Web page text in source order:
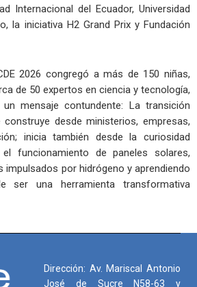
Internacional del Ecuador, Universidad
la iniciativa H2 Grand Prix y Fundación
2026 congregó a más de 150 niñas,
de 50 expertos en ciencia y tecnología,
mensaje contundente: La transición
desde ministerios, empresas,
inicia también desde la curiosidad
el funcionamiento de paneles solares,
impulsados por hidrógeno y aprendiendo
ser una herramienta transformativa
Dirección: Av. Mariscal Antonio
José de Sucre N58-63 y